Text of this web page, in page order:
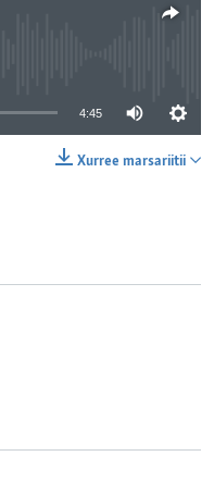
available
4:45
Xurree marsariitii